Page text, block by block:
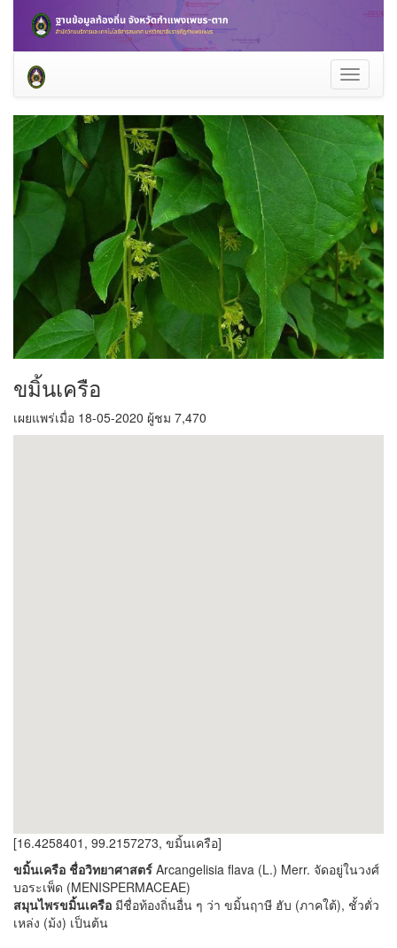
Toggle
ขมิ้นเครือ
เผยแพร่เมื่อ 18-05-2020 ผู้ชม 7,470
[16.4258401, 99.2157273, ขมิ้นเครือ]
ขมิ้นเครือ ชื่อวิทยาศาสตร์ Arcangelisia flava (L.) Merr. จัดอยู่ในวงศ์
บอระเพ็ด (MENISPERMACEAE)
สมุนไพรขมิ้นเครือ มีชื่อท้องถิ่นอื่น ๆ ว่า ขมิ้นฤาษี ฮับ (ภาคใต้), ชั้วตั่ว
เหล่ง (ม้ง) เป็นต้น